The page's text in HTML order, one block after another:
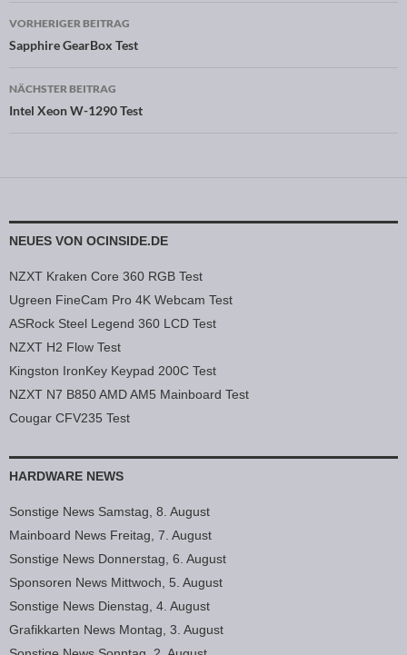
Beitragsnavigation
VORHERIGER BEITRAG
Sapphire GearBox Test
NÄCHSTER BEITRAG
Intel Xeon W-1290 Test
NEUES VON OCINSIDE.DE
NZXT Kraken Core 360 RGB Test
Ugreen FineCam Pro 4K Webcam Test
ASRock Steel Legend 360 LCD Test
NZXT H2 Flow Test
Kingston IronKey Keypad 200C Test
NZXT N7 B850 AMD AM5 Mainboard Test
Cougar CFV235 Test
HARDWARE NEWS
Sonstige News Samstag, 8. August
Mainboard News Freitag, 7. August
Sonstige News Donnerstag, 6. August
Sponsoren News Mittwoch, 5. August
Sonstige News Dienstag, 4. August
Grafikkarten News Montag, 3. August